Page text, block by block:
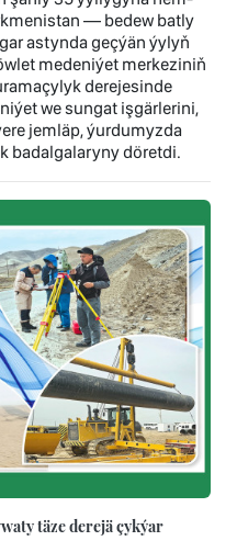
— bedew batly
astynda geçýän ýylyň
medeniýet merkeziniň
derejesinde
we sungat işgärlerini,
jemläp, ýurdumyzda
badalgalaryny döretdi.
täze derejä çykýar